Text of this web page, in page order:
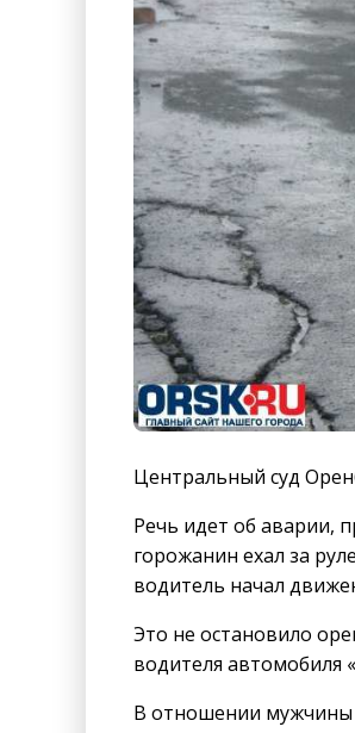
Центральный суд
Речь идет об аварии,
горожанин ехал за
водитель начал
Это не остановило
водителя автомобиля
В отношении мужчины